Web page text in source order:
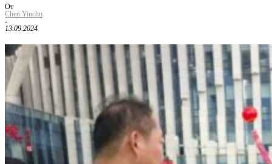
От
Chen Yinchu
-
13.09.2024